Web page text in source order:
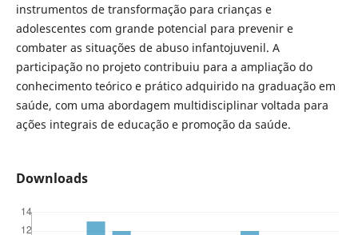
instrumentos de transformação para crianças e
adolescentes com grande potencial para prevenir e
combater as situações de abuso infantojuvenil. A
participação no projeto contribuiu para a ampliação do
conhecimento teórico e prático adquirido na graduação em
saúde, com uma abordagem multidisciplinar voltada para
ações integrais de educação e promoção da saúde.
Downloads